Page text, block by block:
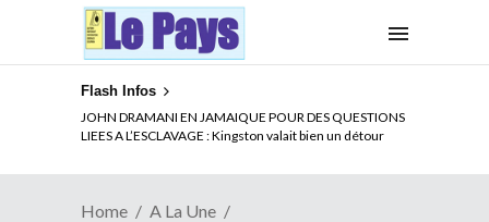
Flash Infos
JOHN DRAMANI EN JAMAIQUE POUR DES QUESTIONS
LIEES A L’ESCLAVAGE : Kingston valait bien un détour
ELECTION DE TALON A LA TETE DU SENAT BENINOIS :
Quand Patrice quitte le pouvoir sans partir !
Home
A La Une